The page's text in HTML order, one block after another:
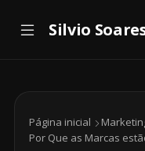
Página inicial
Por Que as Marcas